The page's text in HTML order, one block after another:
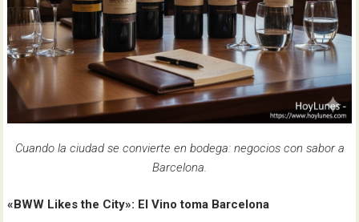
Cuando la ciudad se convierte en bodega: negocios con sabor a
Barcelona.
«BWW Likes the City»: El Vino toma Barcelona